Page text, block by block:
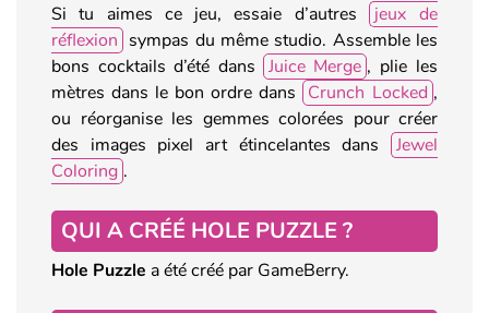
Si tu aimes ce jeu, essaie d’autres
jeux de
réflexion sympas du même studio. Assemble les
bons cocktails d’été dans Juice Merge , plie les
mètres dans le bon ordre dans Crunch Locked ,
ou réorganise les gemmes colorées pour créer
des images pixel art étincelantes dans
Jewel
Coloring .
QUI A CRÉÉ HOLE PUZZLE ?
Hole Puzzle a été créé par GameBerry.